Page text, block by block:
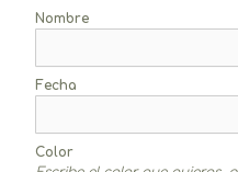
Nombre
Fecha
Color